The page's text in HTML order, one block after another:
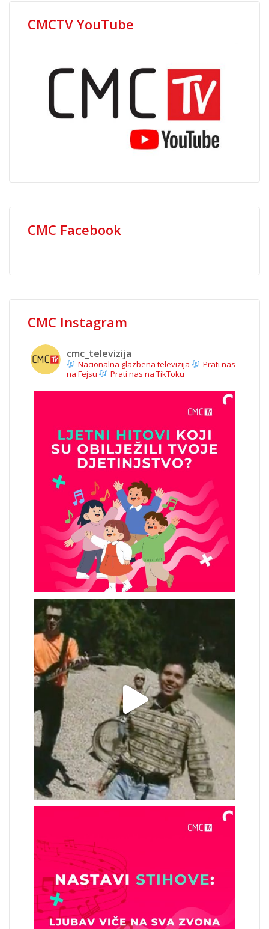
CMCTV YouTube
CMC Facebook
CMC Instagram
cmc_televizija
Nacionalna glazbena televizija
Prati nas
na Fejsu
Prati nas na TikToku